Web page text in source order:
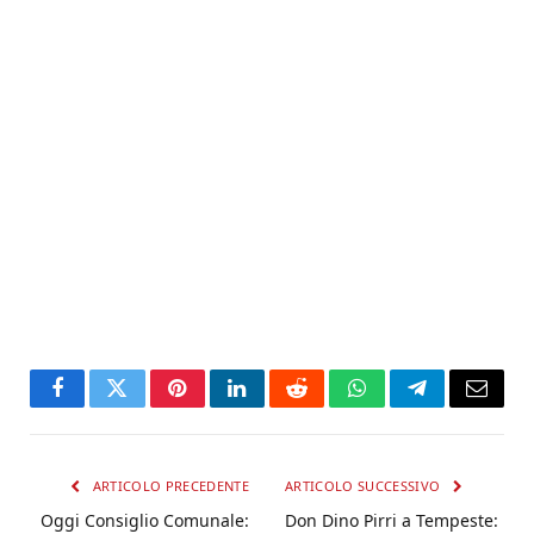
FacebookTwitterPinterestLinkedInRedditWhatsAppTelegramEmail
ARTICOLO PRECEDENTE
Oggi Consiglio Comunale:
ARTICOLO SUCCESSIVO
Don Dino Pirri a Tempeste: